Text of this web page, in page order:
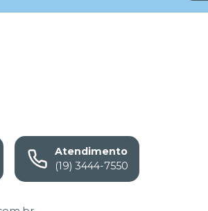
Atendimento
(19) 3444-7550